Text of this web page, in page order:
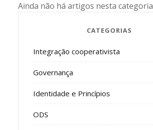
Ainda não há artigos nesta categoria
CATEGORIAS
Integração cooperativista
Governança
Identidade e Princípios
ODS